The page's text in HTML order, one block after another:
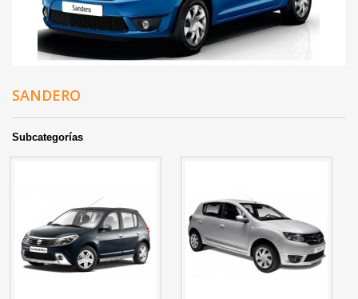
SANDERO
Subcategorías